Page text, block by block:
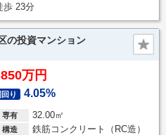
歩 23分
の投資マンション
万円
り 4.05%
専有 32.00㎡
構造 鉄筋コンクリート（RC造）